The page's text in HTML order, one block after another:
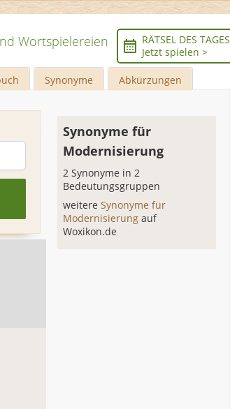
Wortspielereien
RÄTSEL DES TAGES
Jetzt spielen >
Synonyme Abkürzungen
Synonyme für
Modernisierung
2 Synonyme in 2
Bedeutungsgruppen
weitereSynonyme für
Modernisierungauf
Woxikon.de